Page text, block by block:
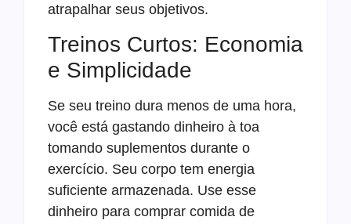
atrapalhar seus objetivos.
Treinos Curtos: Economia
e Simplicidade
Se seu treino dura menos de uma hora,
você está gastando dinheiro à toa
tomando suplementos durante o
exercício. Seu corpo tem energia
suficiente armazenada. Use esse
dinheiro para comprar comida de